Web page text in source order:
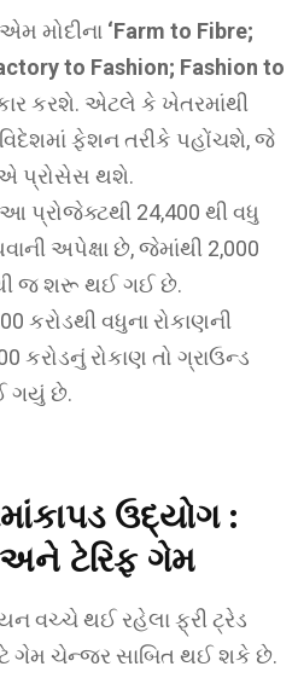
મોદીના ‘Farm to Fibre;
to Fashion; Fashion to
કરશે. એટલે કે ખેતરમાંથી
ફેશન તરીકે પહોંચશે, જે
પ્રોસેસ થશે.
આ પ્રોજેક્ટથી 24,400 થી વધુ
અપેક્ષા છે, જેમાંથી 2,000
જ શરૂ થઈ ગઈ છે.
કરોડથી વધુના રોકાણની
કરોડનું રોકાણ તો ગ્રાઉન્ડ
ગયું છે.
ઉદ્યોગ :
અને ટેરિફ ગેમ
વચ્ચે થઈ રહેલા ફ્રી ટ્રેડ
ગેમ ચેન્જર સાબિત થઈ શકે છે.